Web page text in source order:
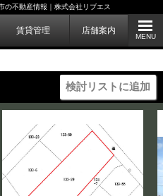
の不動産情報｜株式会社リブエス
賃貸管理 店舗案内
MENU
検討リストに追加